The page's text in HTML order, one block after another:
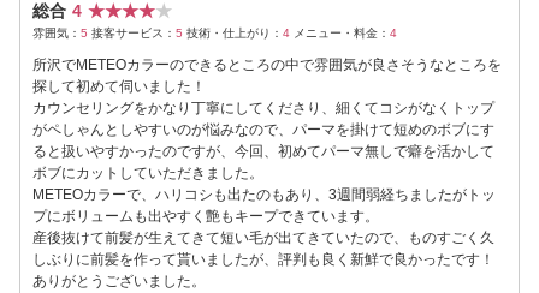
総合 4 ★★★★★
雰囲気： 5 接客サービス： 5 技術・仕上がり： 4 メニュー・料金： 4
所沢でMETEOカラーのできるところの中で雰囲気が良さそうなところを
探して初めて伺いました！
カウンセリングをかなり丁寧にしてくださり、細くてコシがなくトップ
がペしゃんとしやすいのが悩みなので、パーマを掛けて短めのボブにす
ると扱いやすかったのですが、今回、初めてパーマ無しで癖を活かして
ボブにカットしていただきました。
METEOカラーで、ハリコシも出たのもあり、3週間弱経ちましたがトッ
プにボリュームも出やすく艶もキープできています。
産後抜けて前髪が生えてきて短い毛が出てきていたので、ものすごく久
しぶりに前髪を作って貰いましたが、評判も良く新鮮で良かったです！
ありがとうございました。